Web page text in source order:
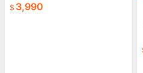
3,990